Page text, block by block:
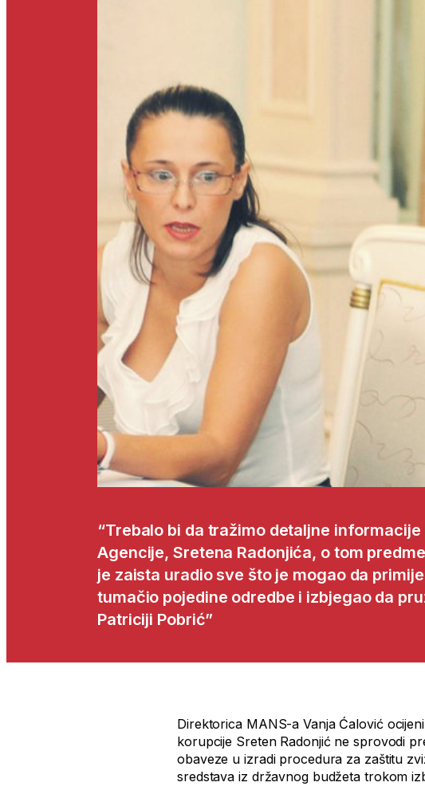
“Trebalo bi da tražimo detaljne
Agencije, Sretena Radonjića, o tom
je zaista uradio sve što je mogao da
tumačio pojedine odredbe i izbjegao da
Patriciji Pobrić”
Direktorica MANS-a Vanja Ćalović
korupcije Sreten Radonjić ne sprovodi
obaveze u izradi procedura za zaštitu
sredstava iz državnog budžeta trokom